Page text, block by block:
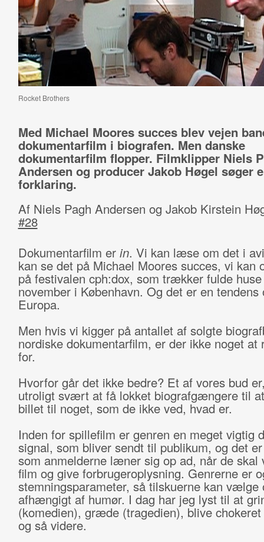
Rocket Brothers
Med Michael Moores succes blev vejen
dokumentarfilm i biografen. Men danske
dokumentarfilm flopper. Filmklipper Niels
Andersen og producer Jakob Høgel søger
forklaring.
Af Niels Pagh Andersen og Jakob Kirstein
#28
Dokumentarfilm er in. Vi kan læse om det i
kan se det på Michael Moores succes, vi kan
på festivalen cph:dox, som trækker fulde
november i København. Og det er en tendens
Europa.
Men hvis vi kigger på antallet af solgte
nordiske dokumentarfilm, er der ikke noget at
for.
Hvorfor går det ikke bedre? Et af vores bud
utroligt svært at få lokket biografgængere til
billet til noget, som de ikke ved, hvad er.
Inden for spillefilm er genren en meget vigtig
signal, som bliver sendt til publikum, og det
som anmelderne læner sig op ad, når de skal
film og give forbrugeroplysning. Genrerne er
stemningsparameter, så tilskuerne kan vælge
afhængigt af humør. I dag har jeg lyst til at
(komedien), græde (tragedien), blive
og så videre.